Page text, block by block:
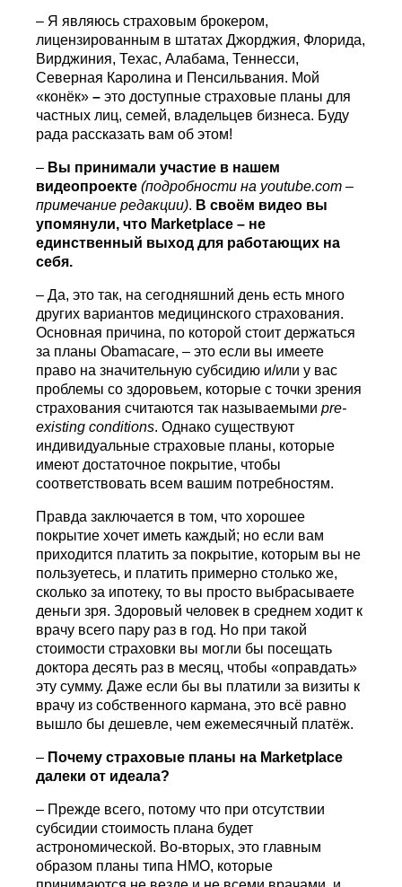
– Я являюсь страховым брокером,
лицензированным в штатах Джорджия, Флорида,
Вирджиния, Техас, Алабама, Теннесси,
Северная Каролина и Пенсильвания. Мой
«конёк»– это доступные страховые планы для
частных лиц, семей, владельцев бизнеса. Буду
рада рассказать вам об этом!
– Вы принимали участие в нашем
видеопроекте (подробности на youtube.com –
примечание редакции). В своём видео вы
упомянули, что Marketplace – не
единственный выход для работающих на
себя.
– Да, это так, на сегодняшний день есть много
других вариантов медицинского страхования.
Основная причина, по которой стоит держаться
за планы Obamacare, – это если вы имеете
право на значительную субсидию и/или у вас
проблемы со здоровьем, которые с точки зрения
страхования считаются так называемымиpre-
existing conditions. Однако существуют
индивидуальные страховые планы, которые
имеют достаточное покрытие, чтобы
соответствовать всем вашим потребностям.
Правда заключается в том, что хорошее
покрытие хочет иметь каждый; но если вам
приходится платить за покрытие, которым вы не
пользуетесь, и платить примерно столько же,
сколько за ипотеку, то вы просто выбрасываете
деньги зря. Здоровый человек в среднем ходит к
врачу всего пару раз в год. Но при такой
стоимости страховки вы могли бы посещать
доктора десять раз в месяц, чтобы «оправдать»
эту сумму. Даже если бы вы платили за визиты к
врачу из собственного кармана, это всё равно
вышло бы дешевле, чем ежемесячный платёж.
– Почему страховые планы на Marketplace
далеки от идеала?
– Прежде всего, потому что при отсутствии
субсидии стоимость плана будет
астрономической. Во-вторых, это главным
образом планы типа HMO, которые